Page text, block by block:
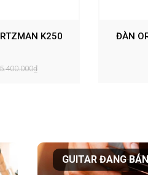
K250
5.400.000₫
ĐÀN
GUITAR ĐANG